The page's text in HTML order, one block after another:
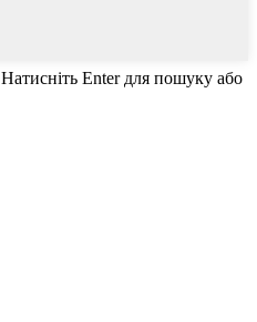
Натисніть Enter для пошуку або